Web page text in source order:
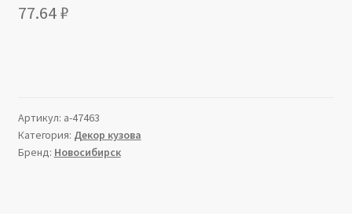
77.64₽
Артикул: a-47463
Категория: Декор кузова
Бренд: Новосибирск